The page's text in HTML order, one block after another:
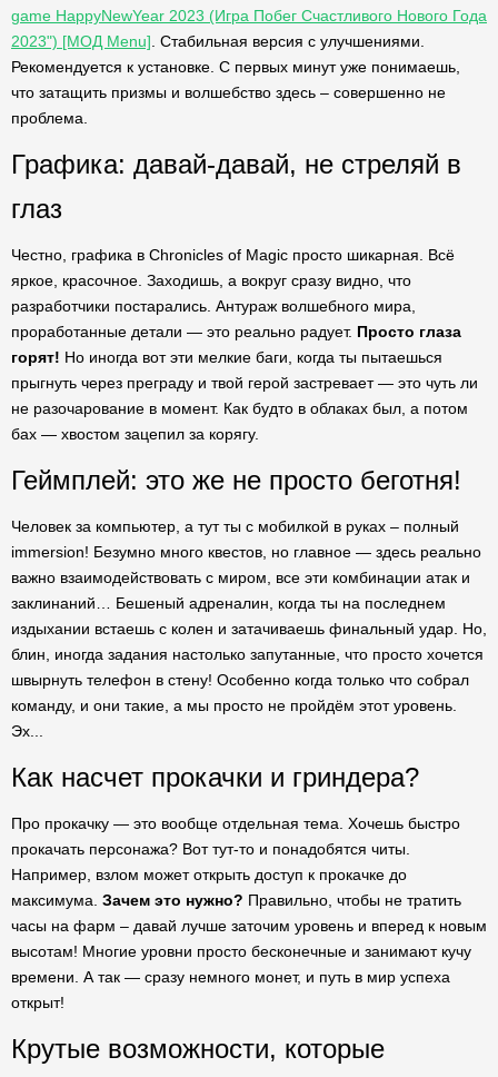
game HappyNewYear 2023 (Игра Побег Счастливого Нового Года
2023") [МОД Menu] . Стабильная версия с улучшениями.
Рекомендуется к установке. С первых минут уже понимаешь,
что затащить призмы и волшебство здесь – совершенно не
проблема.
Графика: давай-давай, не стреляй в
глаз
Честно, графика в Chronicles of Magic просто шикарная. Всё
яркое, красочное. Заходишь, а вокруг сразу видно, что
разработчики постарались. Антураж волшебного мира,
проработанные детали — это реально радует. Просто глаза
горят! Но иногда вот эти мелкие баги, когда ты пытаешься
прыгнуть через преграду и твой герой застревает — это чуть ли
не разочарование в момент. Как будто в облаках был, а потом
бах — хвостом зацепил за корягу.
Геймплей: это же не просто беготня!
Человек за компьютер, а тут ты с мобилкой в руках – полный
immersion! Безумно много квестов, но главное — здесь реально
важно взаимодействовать с миром, все эти комбинации атак и
заклинаний… Бешеный адреналин, когда ты на последнем
издыхании встаешь с колен и затачиваешь финальный удар. Но,
блин, иногда задания настолько запутанные, что просто хочется
швырнуть телефон в стену! Особенно когда только что собрал
команду, и они такие, а мы просто не пройдём этот уровень.
Эх...
Как насчет прокачки и гриндера?
Про прокачку — это вообще отдельная тема. Хочешь быстро
прокачать персонажа? Вот тут-то и понадобятся читы.
Например, взлом может открыть доступ к прокачке до
максимума. Зачем это нужно? Правильно, чтобы не тратить
часы на фарм – давай лучше заточим уровень и вперед к новым
высотам! Многие уровни просто бесконечные и занимают кучу
времени. А так — сразу немного монет, и путь в мир успеха
открыт!
Крутые возможности, которые